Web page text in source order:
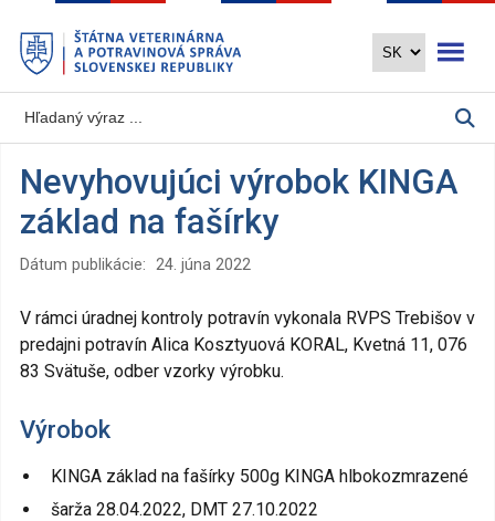
hlavný
obsah
Nevyhovujúci výrobok KINGA
základ na fašírky
Dátum publikácie: 24. júna 2022
V rámci úradnej kontroly potravín vykonala RVPS Trebišov v
predajni potravín Alica Kosztyuová KORAL, Kvetná 11, 076
83 Svätuše, odber vzorky výrobku.
Výrobok
KINGA základ na fašírky 500g KINGA hlbokozmrazené
šarža 28.04.2022, DMT 27.10.2022